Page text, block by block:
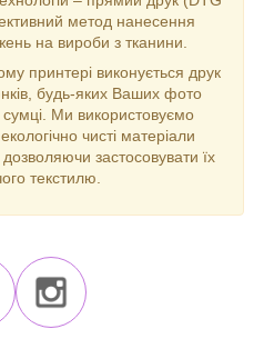
метод нанесення
на вироби з тканини.
принтері виконується друк
будь-яких Ваших фото
Ми використовуємо
чисті матеріали
застосовувати їх
текстилю.